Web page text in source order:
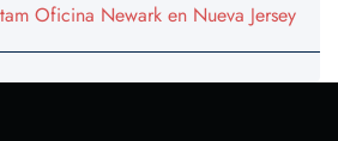
Oficina Newark en Nueva Jersey